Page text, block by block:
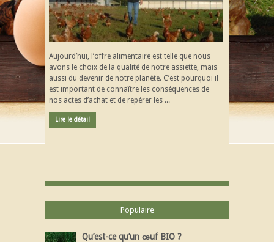
Aujourd’hui, l’offre alimentaire est telle que nous
avons le choix de la qualité de notre assiette, mais
aussi du devenir de notre planète. C’est pourquoi il
est important de connaître les conséquences de
nos actes d’achat et de repérer les ...
Lire le détail
Populaire
Qu’est-ce qu’un œuf BIO ?